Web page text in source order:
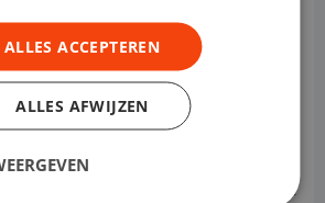
efficiënt te beheren. Met
hoef je je niet meer bezig
je een enkel contract
ALLES ACCEPTEREN
ALLES AFWIJZEN